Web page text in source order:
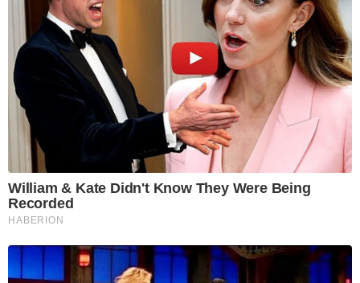
William & Kate Didn't Know They Were Being
Recorded
HABERION